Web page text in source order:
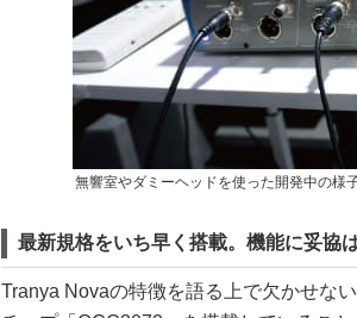
無響室やダミーヘッドを使った開発中の様
最新規格をいち早く搭載。機能に妥協
Tranya Novaの特徴を語る上で欠かせな